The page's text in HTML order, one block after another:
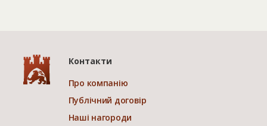
Контакти
Про компанію
Публічний договір
Наші нагороди